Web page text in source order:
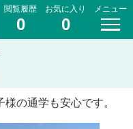
閲覧履歴
0
お気に入り
0
メニュー
の通学も安心です。